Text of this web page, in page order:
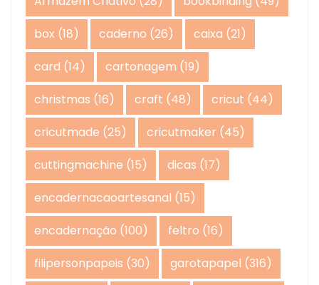
box (18) caderno (26) caixa (21)
card (14) cartonagem (19)
christmas (16) craft (48) cricut (44)
cricutmade (25) cricutmaker (45)
cuttingmachine (15) dicas (17)
encadernacaoartesanal (15)
encadernação (100) feltro (16)
filipersonpapeis (30) garotapapel (316)